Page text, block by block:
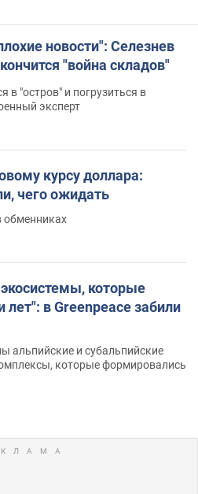
новости": Селезнев
"война складов"
в "остров" и погрузиться в
эксперт
курсу доллара:
чего ожидать
обменниках
которые
в Greenpeace забили
альпийские и субальпийские
которые формировались